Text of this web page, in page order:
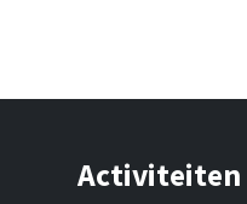
Activiteiten